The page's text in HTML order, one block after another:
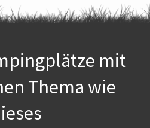
mit
Thema wie